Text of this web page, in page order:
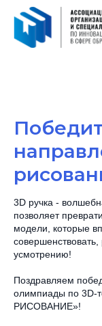
3D ручка -
позволяет
модели, которые
совершенствовать,
усмотрению!
Поздравляем
олимпиады по 3D-
РИСОВАНИЕ»!